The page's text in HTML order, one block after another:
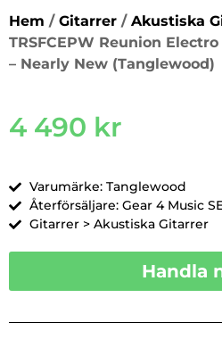
Hem / Gitarrer / Akustiska
TRSFCEPW Reunion
– Nearly New (Tanglewood)
4 490 kr
Varumärke: Tanglewood
Återförsäljare: Gear 4 Music
Gitarrer > Akustiska Gitarrer
Handla